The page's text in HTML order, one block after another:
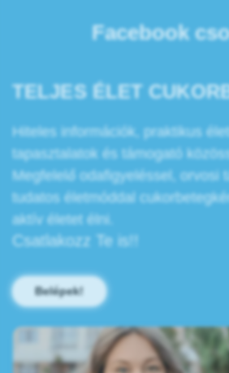
Facebook
TELJES ÉLET
Hiteles információk, praktikus
tapasztalatok és támogató
Megfelelő odafigyeléssel, orvosi
tudatos életmóddal
aktív életet élni.
Csatlakozz Te is!!
Belépek!